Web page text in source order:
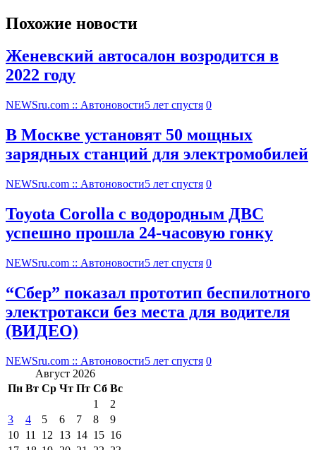
Похожие новости
Женевский автосалон возродится в
2022 году
NEWSru.com :: Автоновости5 лет спустя 0
В Москве установят 50 мощных
зарядных станций для электромобилей
NEWSru.com :: Автоновости5 лет спустя 0
Toyota Corolla с водородным ДВС
успешно прошла 24-часовую гонку
NEWSru.com :: Автоновости5 лет спустя 0
“Сбер” показал прототип беспилотного
электротакси без места для водителя
(ВИДЕО)
NEWSru.com :: Автоновости5 лет спустя 0
Август 2026
Пн Вт Ср Чт Пт Сб Вс
1
2
3
4 5 6 7 8
9
10 11 12 13 14 15 16